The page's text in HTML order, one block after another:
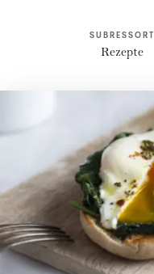
SUBRESSORT
Rezepte